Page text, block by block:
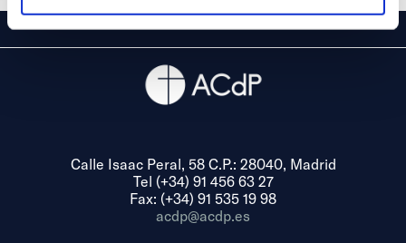
Calle Isaac Peral, 58 C.P.: 28040, Madrid
Tel (+34) 91 456 63 27
Fax: (+34) 91 535 19 98
acdp@acdp.es